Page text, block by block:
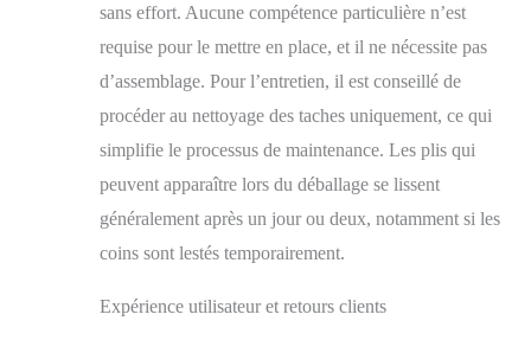
sans effort. Aucune compétence particulière n’est
requise pour le mettre en place, et il ne nécessite pas
d’assemblage. Pour l’entretien, il est conseillé de
procéder au nettoyage des taches uniquement, ce qui
simplifie le processus de maintenance. Les plis qui
peuvent apparaître lors du déballage se lissent
généralement après un jour ou deux, notamment si les
coins sont lestés temporairement.
Expérience utilisateur et retours clients